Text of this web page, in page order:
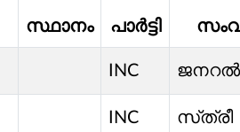
സ്ഥാനം പാർട്ടി
INC ജനറൽ
INC സ്‌ത്രീ